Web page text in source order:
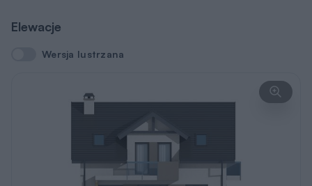
Elewacje
Wersja lustrzana
Wersja lustrzana